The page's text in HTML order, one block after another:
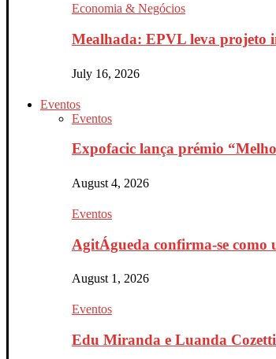
Economia & Negócios
Mealhada: EPVL leva projeto
July 16, 2026
Eventos
Eventos
Expofacic lança prémio
August 4, 2026
Eventos
AgitÁgueda confirma-se como
August 1, 2026
Eventos
Edu Miranda e Luanda